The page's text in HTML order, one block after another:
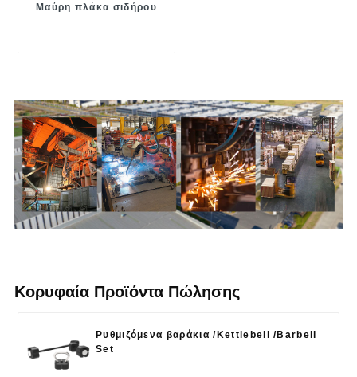
Μαύρη πλάκα σιδήρου
Κορυφαία Προϊόντα Πώλησης
Ρυθμιζόμενα βαράκια /Kettlebell /Barbell
Set